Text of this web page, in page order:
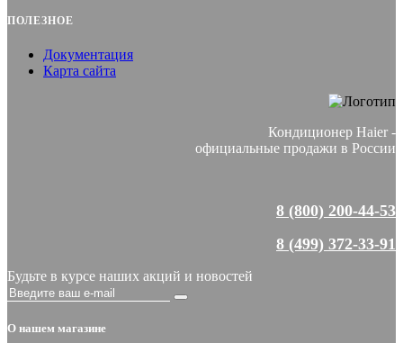
ПОЛЕЗНОЕ
Документация
Карта сайта
Кондиционер Haier -
официальные продажи в России
8 (800) 200-44-53
8 (499) 372-33-91
Будьте в курсе наших акций и новостей
О нашем магазине